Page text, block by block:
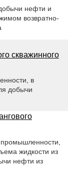
нефти и
возвратно-
скважинного
в
добычи
жидкости из
нефти из